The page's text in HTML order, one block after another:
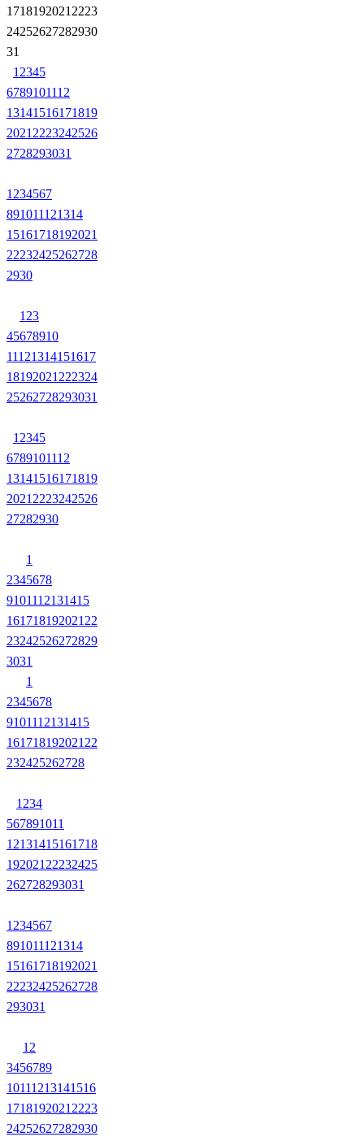
1718192021 2223
24252627282930
31
1 2345
6789101112
13141516171819
2021 2223242526
2728293031
1 234567
891011121314
15161718192021
22232425262728
2930
1 23
45678910
11121314151617
18192021 222324
25262728293031
1 2345
6789101112
13141516171819
2021 2223242526
27282930
1
2345678
9101112131415
161718192021 22
23242526272829
3031
1
2345678
9101112131415
161718192021 22
232425262728
1 234
567891011
12131415161718
192021 22232425
262728293031
1 234567
891011121314
15161718192021
22232425262728
293031
1 2
3456789
10111213141516
1718192021 2223
24252627282930